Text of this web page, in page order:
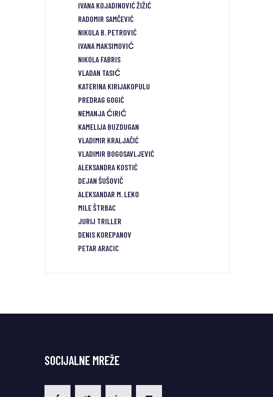
IVANA KOJADINOVIĆ ŽIŽIĆ
RADOMIR SAMČEVIĆ
NIKOLA B. PETROVIĆ
IVANA MAKSIMOVIĆ
NIKOLA FABRIS
VLADAN TASIĆ
KATERINA KIRIJAKOPULU
PREDRAG GOGIĆ
NEMANJA ĆIRIĆ
KAMELIJA BUZDUGAN
VLADIMIR KRALJAČIĆ
VLADIMIR BOGOSAVLJEVIĆ
ALEKSANDRA KOSTIĆ
DEJAN ŠUŠOVIČ
ALEKSANDAR M. LEKO
MILE ŠTRBAC
JURIJ TRILLER
DENIS KOREPANOV
PETAR ARACIC
SOCIJALNE MREŽE